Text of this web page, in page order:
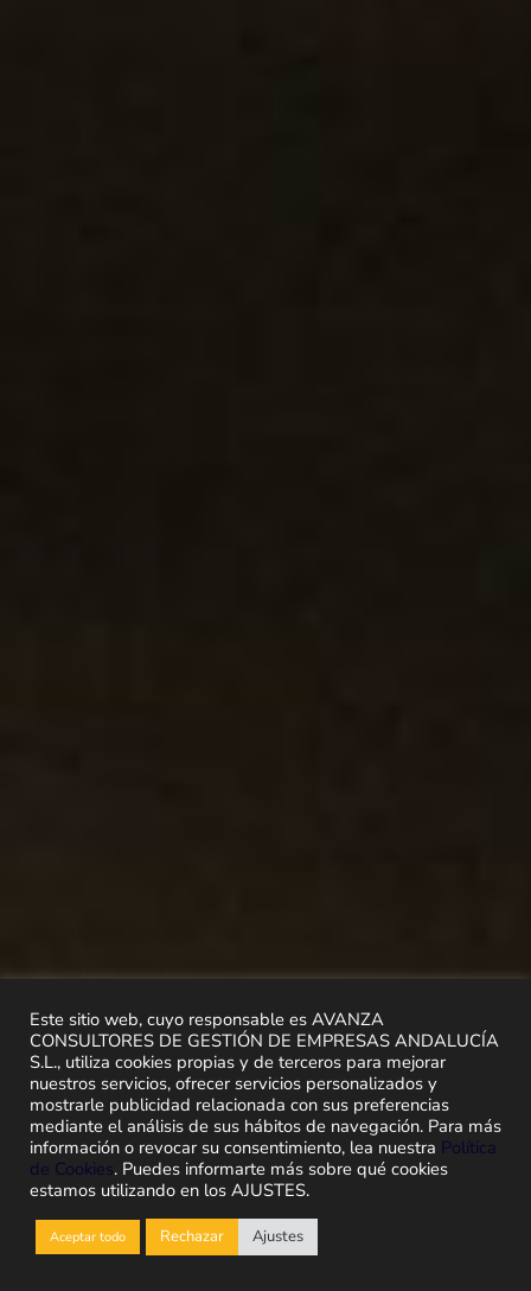
Este sitio web, cuyo responsable es AVANZA
CONSULTORES DE GESTIÓN DE EMPRESAS ANDALUCÍA
S.L., utiliza cookies propias y de terceros para mejorar
nuestros servicios, ofrecer servicios personalizados y
mostrarle publicidad relacionada con sus preferencias
mediante el análisis de sus hábitos de navegación. Para más
información o revocar su consentimiento, lea nuestra Política
de Cookies. Puedes informarte más sobre qué cookies
estamos utilizando en los AJUSTES.
Aceptar todo Rechazar Ajustes